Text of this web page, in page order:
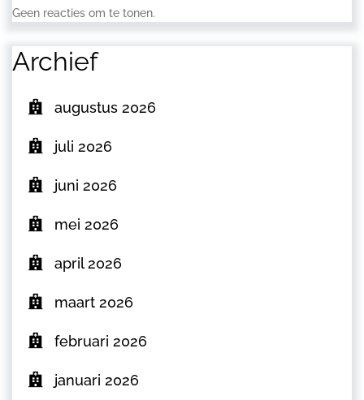
Geen reacties om te tonen.
Archief
augustus 2026
juli 2026
juni 2026
mei 2026
april 2026
maart 2026
februari 2026
januari 2026